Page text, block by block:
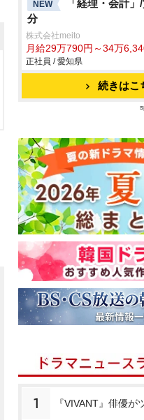
NEW
「経理・会計
分
株式会社meito
月給29万790円～34万
正社員 / 愛知県
続きはこ
1 『VIVANT』俳優が